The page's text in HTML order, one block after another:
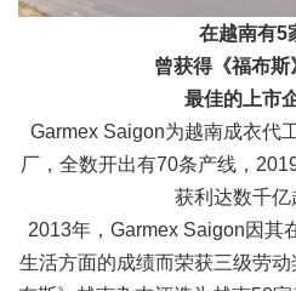
在越南有5
曾获得《福布斯
最佳的上市
Garmex Saigon为越南成衣代
厂，全数开出有70条产线，
获利达数千亿
2013年，Garmex Saigon因其
生活方面的成绩而荣获三级劳